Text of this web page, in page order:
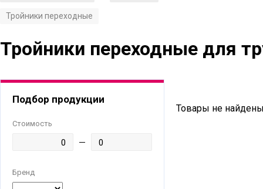
Тройники переходные
Тройники переходные для
Подбор продукции
Стоимость
Бренд
Товары не